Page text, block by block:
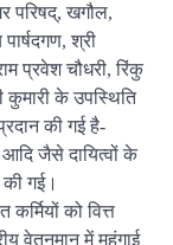
परिषद्, खगौल,
श्री
प्रवेश चौधरी, रिंकु
कुमारी के उपस्थिति
की गई है-
जैसे दायित्वों के
की गई।
को वित्त
वेतनमान में महंगाई